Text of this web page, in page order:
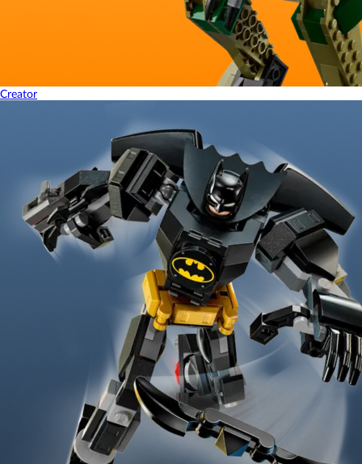
Creator